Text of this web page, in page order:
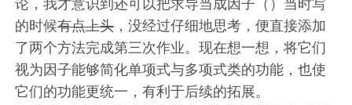
论，我才意识到还可以把求导当成因子（）当时写
的时候有点上头 ，没经过仔细地思考，便直接添加
了两个方法完成第三次作业。现在想一想，将它们
视为因子能够简化单项式与多项式类的功能，也使
它们的功能更统一，有利于后续的拓展。